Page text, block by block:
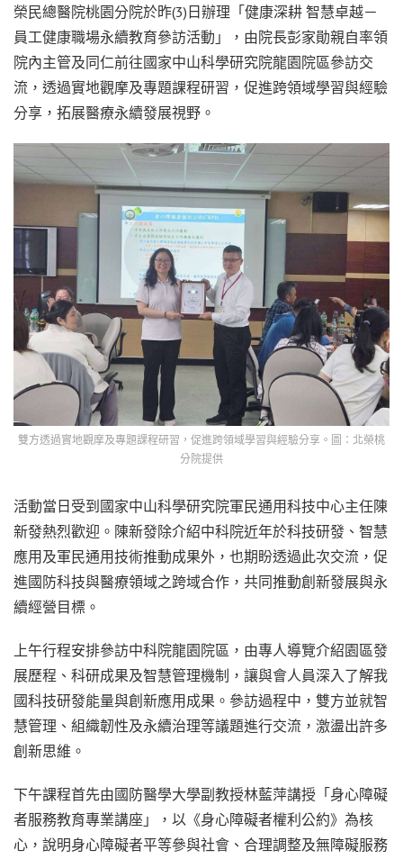
榮民總醫院桃園分院於昨(3)日辦理「健康深耕 智慧卓越－
員工健康職場永續教育參訪活動」，由院長彭家勛親自率領
院內主管及同仁前往國家中山科學研究院龍園院區參訪交
流，透過實地觀摩及專題課程研習，促進跨領域學習與經驗
分享，拓展醫療永續發展視野。
雙方透過實地觀摩及專題課程研習，促進跨領域學習與經驗分享。圖：北榮桃
分院提供
活動當日受到國家中山科學研究院軍民通用科技中心主任陳
新發熱烈歡迎。陳新發除介紹中科院近年於科技研發、智慧
應用及軍民通用技術推動成果外，也期盼透過此次交流，促
進國防科技與醫療領域之跨域合作，共同推動創新發展與永
續經營目標。
上午行程安排參訪中科院龍園院區，由專人導覽介紹園區發
展歷程、科研成果及智慧管理機制，讓與會人員深入了解我
國科技研發能量與創新應用成果。參訪過程中，雙方並就智
慧管理、組織韌性及永續治理等議題進行交流，激盪出許多
創新思維。
下午課程首先由國防醫學大學副教授林藍萍講授「身心障礙
者服務教育專業講座」，以《身心障礙者權利公約》為核
心，說明身心障礙者平等參與社會、合理調整及無障礙服務